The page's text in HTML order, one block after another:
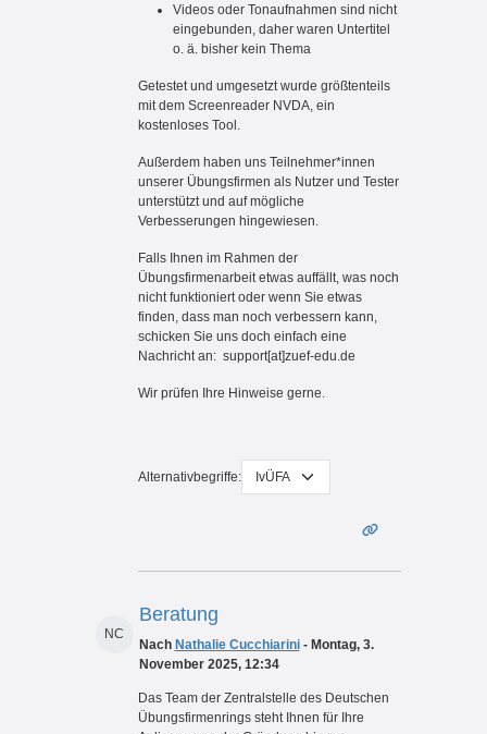
Videos oder Tonaufnahmen sind nicht
eingebunden, daher waren Untertitel
o. ä. bisher kein Thema
Getestet und umgesetzt wurde größtenteils
mit dem Screenreader NVDA, ein
kostenloses Tool.
Außerdem haben uns Teilnehmer*innen
unserer Übungsfirmen als Nutzer und Tester
unterstützt und auf mögliche
Verbesserungen hingewiesen.
Falls Ihnen im Rahmen der
Übungsfirmenarbeit etwas auffällt, was noch
nicht funktioniert oder wenn Sie etwas
finden, dass man noch verbessern kann,
schicken Sie uns doch einfach eine
Nachricht an: support[at]zuef-edu.de
Wir prüfen Ihre Hinweise gerne.
Alternativbegriffe:
NC
Beratung
Nach Nathalie Cucchiarini- Montag, 3.
November 2025, 12:34
Das Team der Zentralstelle des Deutschen
Übungsfirmenrings steht Ihnen für Ihre